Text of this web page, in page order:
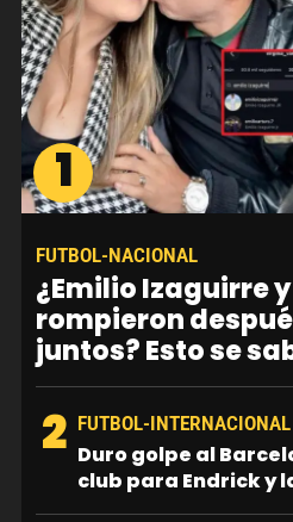
1
FUTBOL-NACIONAL
¿Emilio Izaguirre
rompieron
juntos? Esto se
2 FUTBOL-INTERNACIONAL
Duro golpe al
club para Endrick y